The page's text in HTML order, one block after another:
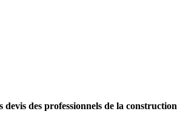
devis des professionnels de la construction